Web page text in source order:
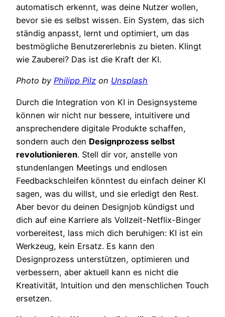
automatisch erkennt, was deine Nutzer wollen,
bevor sie es selbst wissen. Ein System, das sich
ständig anpasst, lernt und optimiert, um das
bestmögliche Benutzererlebnis zu bieten. Klingt
wie Zauberei? Das ist die Kraft der KI.
Photo by Philipp Pilz on Unsplash
Durch die Integration von KI in Designsysteme
können wir nicht nur bessere, intuitivere und
ansprechendere digitale Produkte schaffen,
sondern auch den Designprozess selbst
revolutionieren. Stell dir vor, anstelle von
stundenlangen Meetings und endlosen
Feedbackschleifen könntest du einfach deiner KI
sagen, was du willst, und sie erledigt den Rest.
Aber bevor du deinen Designjob kündigst und
dich auf eine Karriere als Vollzeit-Netflix-Binger
vorbereitest, lass mich dich beruhigen: KI ist ein
Werkzeug, kein Ersatz. Es kann den
Designprozess unterstützen, optimieren und
verbessern, aber aktuell kann es nicht die
Kreativität, Intuition und den menschlichen Touch
ersetzen.